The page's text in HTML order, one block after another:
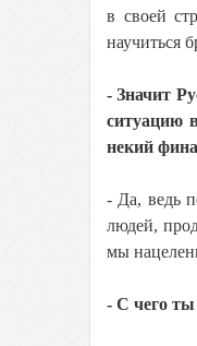
в своей
научиться
- Значит
ситуацию
некий
- Да, ведь
людей,
мы
- С чего ты